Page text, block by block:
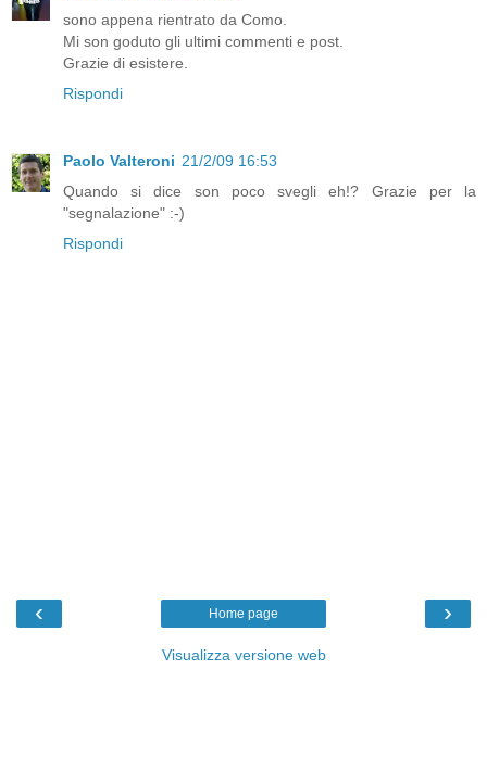
sono appena rientrato da Como.
Mi son goduto gli ultimi commenti e post.
Grazie di esistere.
Rispondi
Paolo Valteroni 21/2/09 16:53
Quando si dice son poco svegli eh!? Grazie per la
"segnalazione" :-)
Rispondi
‹ ›
Home page
Visualizza versione web